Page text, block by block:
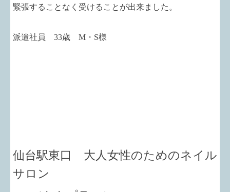
緊張することなく受けることが出来ました。
派遣社員 33歳 M・S様
仙台駅東口 大人女性のためのネイル
サロン